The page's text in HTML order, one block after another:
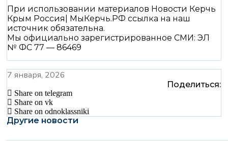
При использовании материалов Новости Керчь
Крым Россия| МыКерчь.РФ ссылка на наш
источник обязательна.
Мы официально зарегистрированное СМИ: ЭЛ
№ ФС 77 — 86469
7 января, 2026
Поделиться:
Share on telegram
Share on vk
Share on odnoklassniki
Другие новости